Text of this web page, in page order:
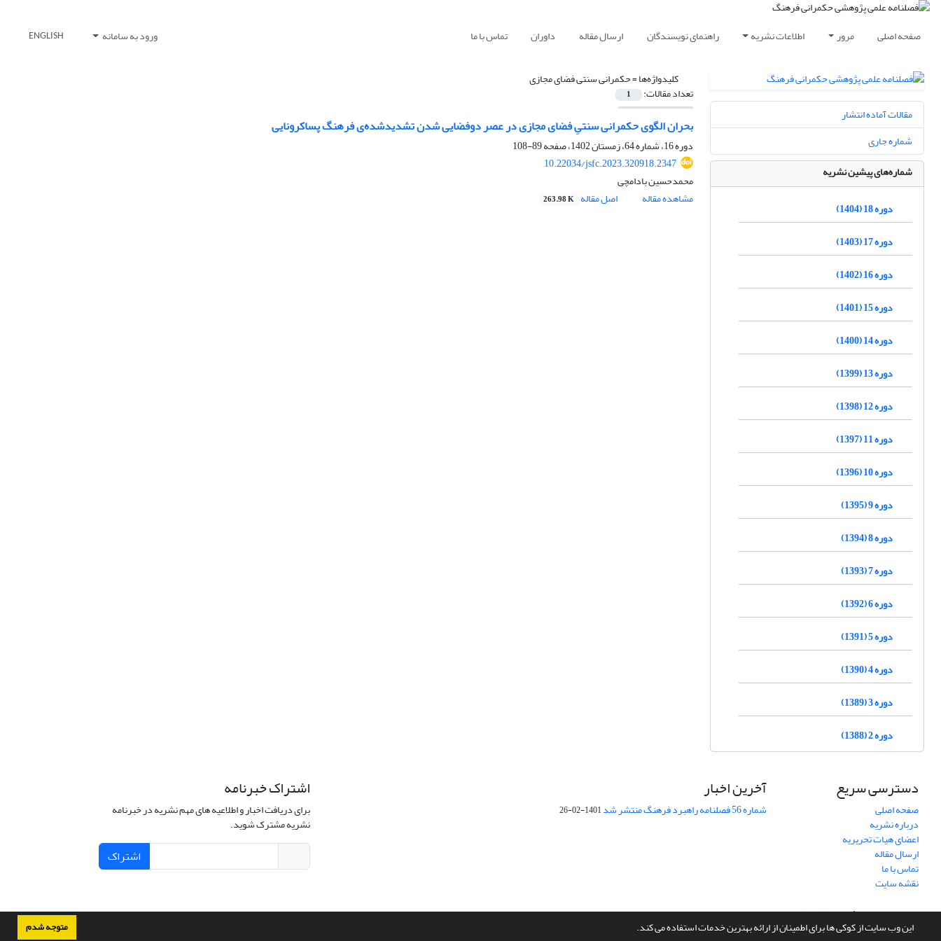
این وب سایت از کوکی ها برای اطمینان از ارائه بهترین خدمات استفاده می کند. متوجه شدم
صفحه اصلی مرور اطلاعات نشریه راهنمای نویسندگان ارسال مقاله داوران تماس با ما ورود به سامانه ENGLISH
کلیدواژه‌ها =حکمرانی سنتی فضای مجازی
تعداد مقالات: 1
بحران الگوی حکمرانی سنتیِ فضای مجازی در عصر دوفضایی شدن‌ تشدید‌شده‎‌ی فرهنگ پساکرونایی
دوره 16، شماره 64، زمستان 1402، صفحه
89-108
10.22034/jsfc.2023.320918.2347
محمدحسین بادامچی
مشاهده مقاله
اصل مقاله 263.98 K
مقالات آماده انتشار
شماره جاری
شماره‌های پیشین نشریه
دوره 18 (1404)
دوره 17 (1403)
دوره 16 (1402)
دوره 15 (1401)
دوره 14 (1400)
دوره 13 (1399)
دوره 12 (1398)
دوره 11 (1397)
دوره 10 (1396)
دوره 9 (1395)
دوره 8 (1394)
دوره 7 (1393)
دوره 6 (1392)
دوره 5 (1391)
دوره 4 (1390)
دوره 3 (1389)
دوره 2 (1388)
دسترسی سریع
صفحه اصلی
درباره نشریه
اعضای هیات تحریریه
ارسال مقاله
تماس با ما
نقشه سایت
آخرین اخبار
شماره 56 فصلنامه راهبرد فرهنگ منتشر شد 1401-02-26
اشتراک خبرنامه
برای دریافت اخبار و اطلاعیه های مهم نشریه در خبرنامه
نشریه مشترک شوید.
اشتراک
سامانه مدیریت نشریات علمی.طراحی و پیاده سازی ازسیناوب